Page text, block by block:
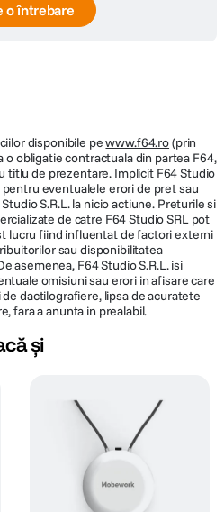
o întrebare
disponibile pewww.f64.ro(prin
o obligatie contractuala din partea F64,
titlu de prezentare. Implicit F64 Studio
pentru eventualele erori de pret sau
S.R.L. la nicio actiune. Preturile si
de catre F64 Studio SRL pot
lucru fiind influentat de factori externi
sau disponibilitatea
asemenea, F64 Studio S.R.L. isi
omisiuni sau erori in afisare care
dactilografiere, lipsa de acuratete
fara a anunta in prealabil.
și